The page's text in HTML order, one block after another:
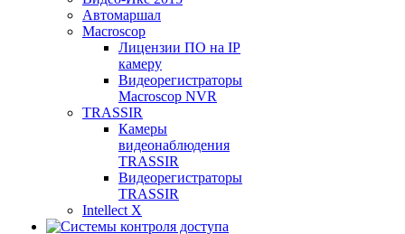
Автомаршал
Macroscop
Лицензии ПО на IP
камеру
Видеорегистраторы
Macroscop NVR
TRASSIR
Камеры
видеонаблюдения
TRASSIR
Видеорегистраторы
TRASSIR
Intellect X